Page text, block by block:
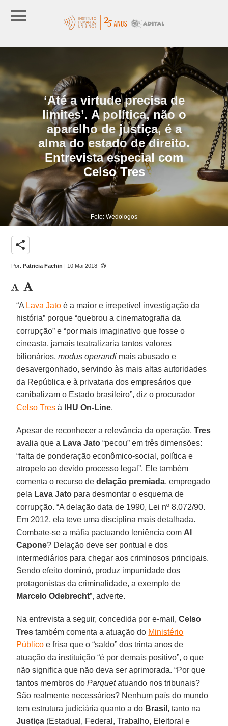
‘Até a virtude precisa de
limites’. A política, não o
aparelho de justiça, é a
alma do estado de direito.
Entrevista especial com
Celso Tres
Foto: Wedologos
share
Por:Patricia Fachin | 10 Mai 2018
“A Lava Jato é a maior e irrepetível investigação da
história” porque “quebrou a cinematografia da
corrupção” e “por mais imaginativo que fosse o
cineasta, jamais teatralizaria tantos valores
bilionários,modus operandi mais abusado e
desavergonhado, servindo às mais altas autoridades
da República e à privataria dos empresários que
canibalizam o Estado brasileiro”, diz o procurador
Celso Tres à IHU On-Line.
Apesar de reconhecer a relevância da operação,Tres
avalia que a Lava Jato “pecou” em três dimensões:
“falta de ponderação econômico-social, política e
atropelo ao devido processo legal”. Ele também
comenta o recurso dedelação premiada, empregado
pela Lava Jato para desmontar o esquema de
corrupção. “A delação data de 1990, Lei nº 8.072/90.
Em 2012, ela teve uma disciplina mais detalhada.
Combate-se a máfia pactuando leniência com Al
Capone? Delação deve ser pontual e dos
intermediários para chegar aos criminosos principais.
Sendo efeito dominó, produz impunidade dos
protagonistas da criminalidade, a exemplo de
Marcelo Odebrecht”, adverte.
Na entrevista a seguir, concedida por e-mail,Celso
Tres também comenta a atuação do Ministério
Público e frisa que o “saldo” dos trinta anos de
atuação da instituição “é por demais positivo”, o que
não significa que não deva ser aprimorada. “Por que
tantos membros doParquetatuando nos tribunais?
São realmente necessários? Nenhum país do mundo
tem estrutura judiciária quanto a do Brasil , tanto na
Justiça (Estadual, Federal, Trabalho, Eleitoral e